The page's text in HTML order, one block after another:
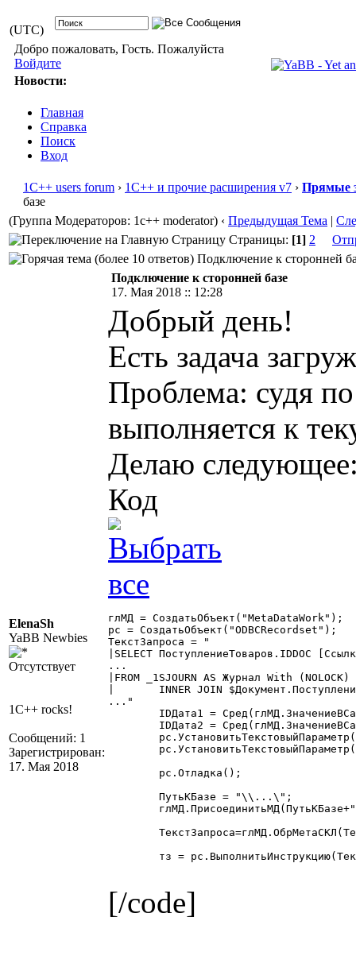
(UTC)
Добро пожаловать, Гость. Пожалуйста
Войдите
Новости:
Главная
Справка
Поиск
Вход
1С++ users forum › 1С++ и прочие расширения v7 › Прямые
базе
(Группа Модераторов: 1c++ moderator) ‹ Предыдущая Тема |
Страницы: [1] 2
Подключение к сторонней
ElenaSh
YaBB Newbies
Отсутствует
1C++ rocks!
Сообщений: 1
Зарегистрирован:
17. Мая 2018
Подключение к сторонней базе
17. Мая 2018 :: 12:28
Добрый день!
Есть задача
Проблема: судя
выполняется к
Делаю
Код
глМД = СоздатьОбъект("MetaDataWork");
рс = СоздатьОбъект("ODBCRecordset");
ТекстЗапроса = "
|SELECT ПоступлениеТоваров.IDDOC
...
|FROM _1SJOURN AS Журнал With (NOLOCK)
..."
[/code]